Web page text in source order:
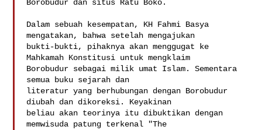
Borobudur dan situs Ratu Boko.
Dalam sebuah kesempatan, KH Fahmi Basya
mengatakan, bahwa setelah mengajukan
bukti-bukti, pihaknya akan menggugat ke
Mahkamah Konstitusi untuk mengklaim
Borobudur sebagai milik umat Islam. Sementara
semua buku sejarah dan
literatur yang berhubungan dengan Borobudur
diubah dan dikoreksi. Keyakinan
beliau akan teorinya itu dibuktikan dengan
memwisuda patung terkenal "The